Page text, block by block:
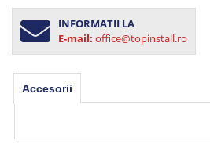
INFORMATII LA
E-mail: office@topinstall.ro
Accesorii